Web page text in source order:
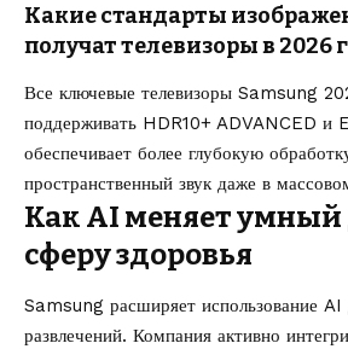
Какие стандарты
получат телевизоры в 2026
Все ключевые телевизоры Samsung
поддерживать HDR10+ ADVANCED и
обеспечивает более глубокую
пространственный звук даже в
Как AI меняет умный
сферу здоровья
Samsung расширяет использование AI
развлечений. Компания активно